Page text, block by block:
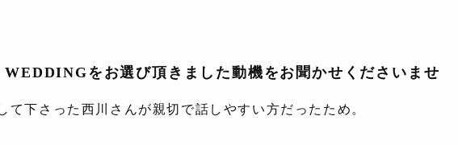
をお選び頂きました動機をお聞かせくださいませ
て下さった西川さんが親切で話しやすい方だったため。